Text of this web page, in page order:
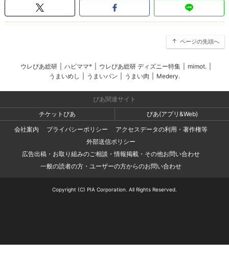
ページの先頭へ
ウレぴあ総研 ハピママ* ウレぴあ総研 ディズニー特集 mimot.
うまいめし
うまいパン うまい肉 Medery.
ぴあ関連サイト
チケットぴあ
ぴあ(アプリ&Web)
会社案内
プライバシーポリシー
アクセスデータの利用・著作権等
外部送信ポリシー
広告出稿・お取り組みのご相談・情報掲載・その他お問い合わせ
一般の読者の方・ユーザーの方からのお問い合わせ
Copyright (C) PIA Corporation. All Rights Reserved.